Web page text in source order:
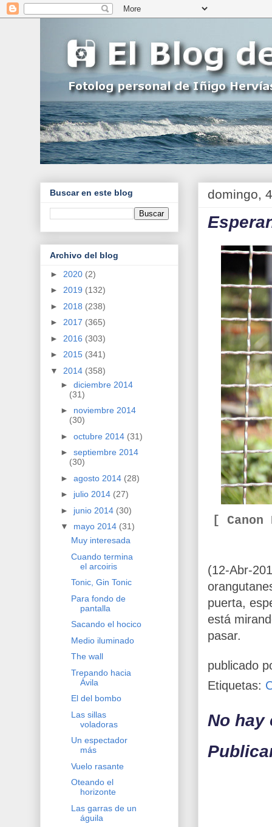
domingo,
[
(12-Abr-
puerta,
está
pasar.
publicado
Etiquetas:
No hay
Buscar en este blog
Archivo del blog
► 2020 (2)
► 2019 (132)
► 2018 (238)
► 2017 (365)
► 2016 (303)
► 2015 (341)
▼ 2014 (358)
► diciembre 2014
(31)
► noviembre 2014
(30)
► octubre 2014 (31)
► septiembre 2014
(30)
► agosto 2014 (28)
► julio 2014 (27)
► junio 2014 (30)
▼ mayo 2014 (31)
Muy interesada
Cuando termina
el arcoiris
Tonic, Gin Tonic
Para fondo de
pantalla
Sacando el hocico
Medio iluminado
The wall
Trepando hacia
Ávila
El del bombo
Las sillas
voladoras
Un espectador
más
Vuelo rasante
Oteando el
horizonte
Las garras de un
águila